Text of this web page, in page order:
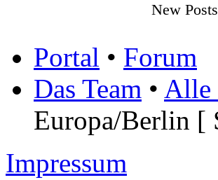
New Posts
Portal • Forum
Das Team • Alle
Europa/Berlin [
Impressum